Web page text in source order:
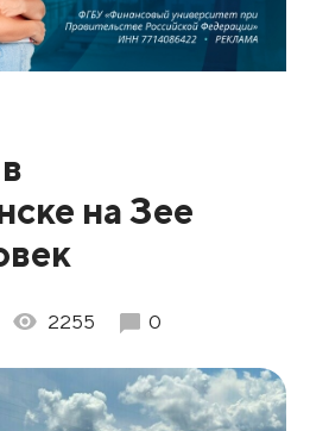
на Зее
2255 0